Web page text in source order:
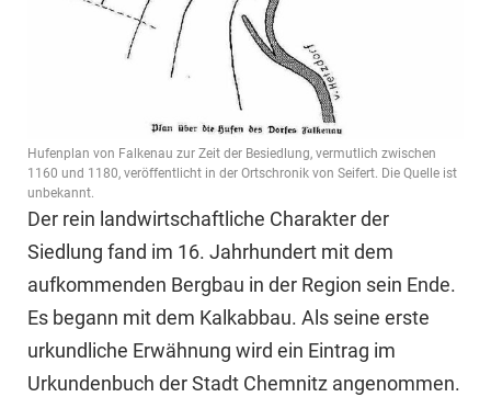
Hufenplan von Falkenau zur Zeit der Besiedlung, vermutlich zwischen
1160 und 1180, veröffentlicht in der Ortschronik von Seifert. Die Quelle ist
unbekannt.
Der rein landwirtschaftliche Charakter der
Siedlung fand im 16. Jahrhundert mit dem
aufkommenden Bergbau in der Region sein Ende.
Es begann mit dem Kalkabbau. Als seine erste
urkundliche Erwähnung wird ein Eintrag im
Urkundenbuch der Stadt Chemnitz angenommen.